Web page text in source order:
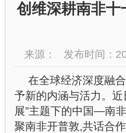
创维深耕南非十
来源： 发布时间：
在全球经济深度融
予新的内涵与活力。
展”主题下的中国—南
聚南非开普敦,共话合